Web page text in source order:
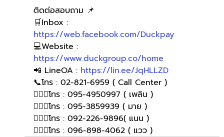
ติดต่อสอบถาม 📌
🛒Inbox :
https://web.facebook.com/Duckpay
💻Website :
https://www.duckgroup.co/home
📲 LineOA : https://lin.ee/JqHLLZD
📞โทร : 02-821-6959 ( Call Center )
🙋🏻‍♀โทร : 095-4950997 ( เพลิน )
🙋🏻‍♀️โทร : 095-3859939 ( มาย )
🙋🏻‍♀️โทร : 092-226-9896( แนน )
🙋🏻‍♀โทร : 096-898-4062 ( แวว )